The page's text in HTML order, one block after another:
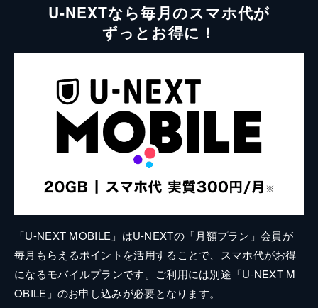
U-NEXTなら毎月のスマホ代が
ずっとお得に！
「U-NEXT MOBILE」はU-NEXTの「月額プラン」会員が
毎月もらえるポイントを活用することで、スマホ代がお得
になるモバイルプランです。ご利用には別途「U-NEXT M
OBILE」のお申し込みが必要となります。